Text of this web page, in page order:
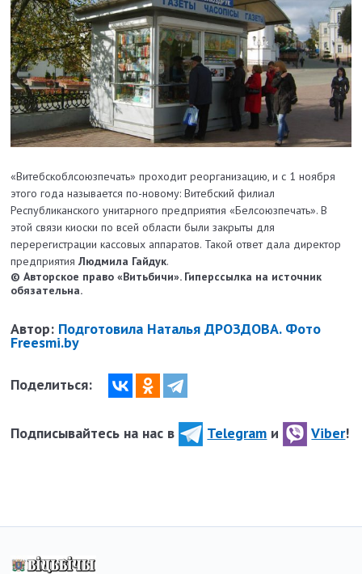
«Витебскоблсоюзпечать» проходит реорганизацию, и с 1 ноября
этого года называется по-новому: Витебский филиал
Республиканского унитарного предприятия «Белсоюзпечать». В
этой связи киоски по всей области были закрыты для
перерегистрации кассовых аппаратов. Такой ответ дала директор
предприятия Людмила Гайдук.
© Авторское право «Витьбичи». Гиперссылка на источник
обязательна.
Автор: Подготовила Наталья ДРОЗДОВА. Фото
Freesmi.by
Поделиться:
Подписывайтесь на нас в Telegram и Viber!